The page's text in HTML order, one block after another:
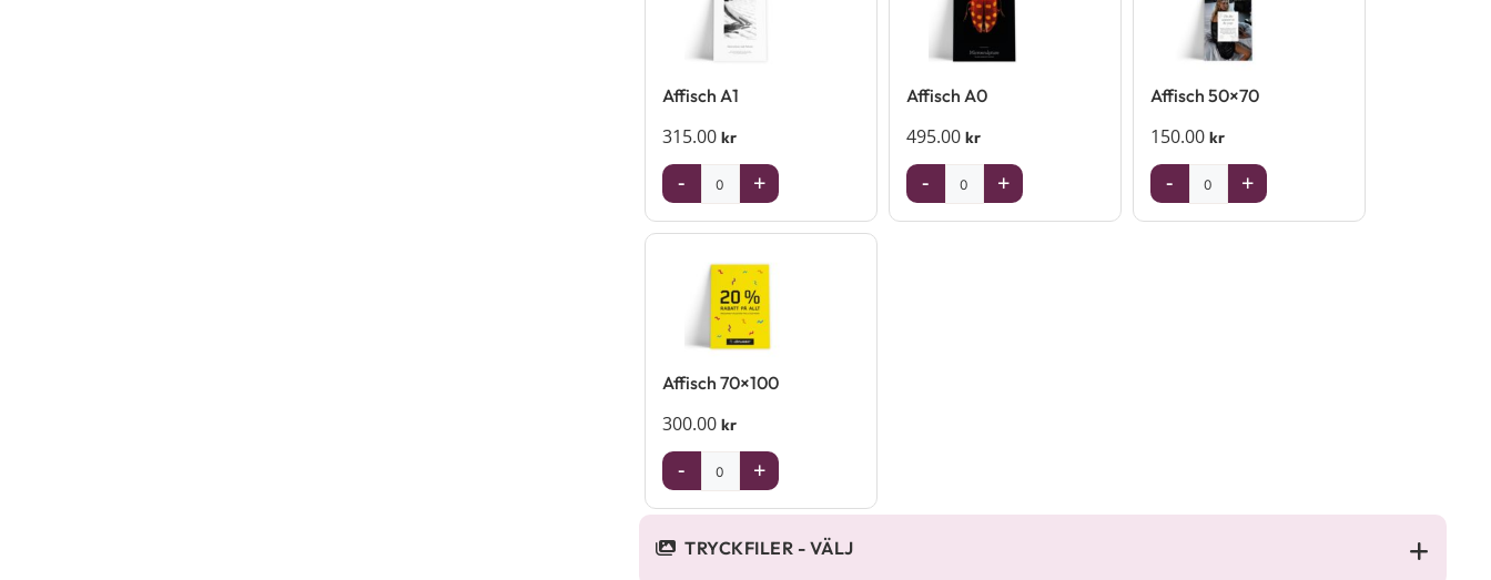
Affisch A1
315.00 kr
- +
Affisch A0
495.00 kr
- +
Affisch 50×70
150.00 kr
- +
Affisch 70×100
300.00 kr
- +
TRYCKFILER - VÄLJ